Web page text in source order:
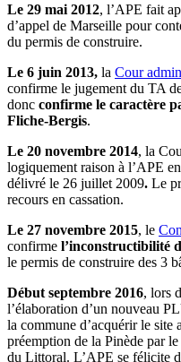
Le 29 mai 2012, l’APE fait
d’appel de Marseille pour
du permis de construire.
Le 6 juin 2013, la Cour
confirme le jugement du TA
donc confirme le caractère
Fliche-Bergis.
Le 20 novembre 2014, la
logiquement raison à l’APE en
délivré le 26 juillet 2009. Le
recours en cassation.
Le 27 novembre 2015, le
confirme l’inconstructibilité
le permis de construire des 3
Début septembre 2016, lors
l’élaboration d’un nouveau
la commune d’acquérir le site
préemption de la Pinède par
du Littoral. L’APE se félicite